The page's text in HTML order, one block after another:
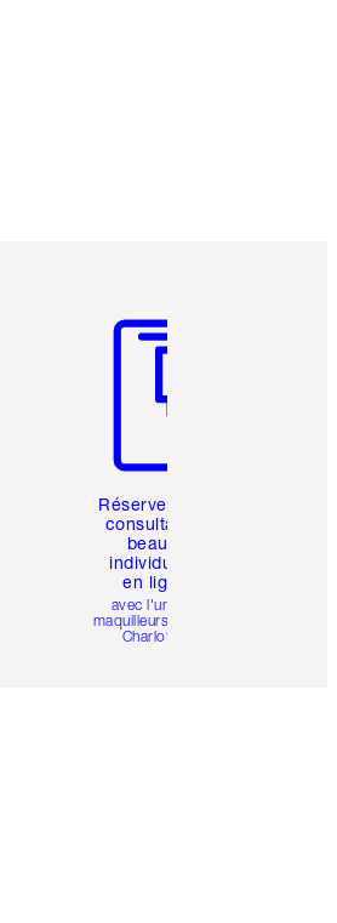
Réservez une
consultation
beauté
individuelle
en ligne
avec l'un des
maquilleurs pro de
Charlotte.